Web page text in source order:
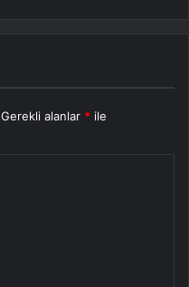
Gerekli alanlar * ile